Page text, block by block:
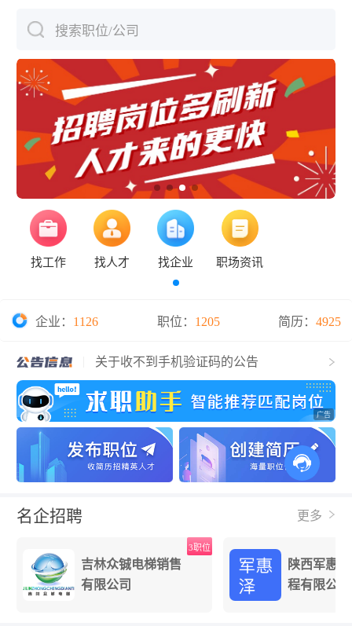
搜索职位/公司
找工作 找人才 找企业 职场资讯
企业： 1126 职位： 1205 简历： 4925
关于收不到手机验证码的公告
电梯人才招聘网简介
名企招聘 更多
陕西军惠泽建筑工
程有限公司
2职位
安徽
工程